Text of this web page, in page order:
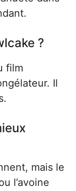
?
film
Il
mais le
l’avoine